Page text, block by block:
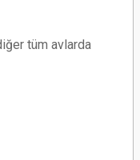
tüm avlarda